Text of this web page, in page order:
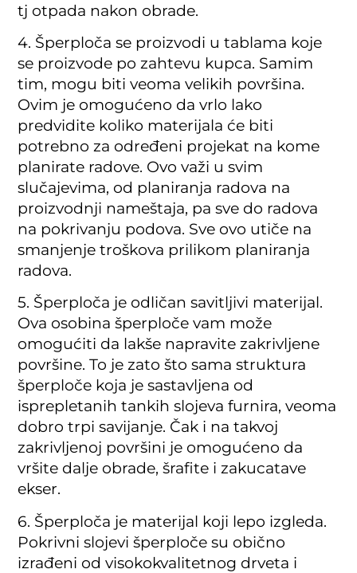
tj otpada nakon obrade.
4. Šperploča se proizvodi u tablama koje
se proizvode po zahtevu kupca. Samim
tim, mogu biti veoma velikih površina.
Ovim je omogućeno da vrlo lako
predvidite koliko materijala će biti
potrebno za određeni projekat na kome
planirate radove. Ovo važi u svim
slučajevima, od planiranja radova na
proizvodnji nameštaja, pa sve do radova
na pokrivanju podova. Sve ovo utiče na
smanjenje troškova prilikom planiranja
radova.
5. Šperploča je odličan savitljivi materijal.
Ova osobina šperploče vam može
omogućiti da lakše napravite zakrivljene
površine. To je zato što sama struktura
šperploče koja je sastavljena od
isprepletanih tankih slojeva furnira, veoma
dobro trpi savijanje. Čak i na takvoj
zakrivljenoj površini je omogućeno da
vršite dalje obrade, šrafite i zakucatave
ekser.
6. Šperploča je materijal koji lepo izgleda.
Pokrivni slojevi šperploče su obično
izrađeni od visokokvalitetnog drveta i